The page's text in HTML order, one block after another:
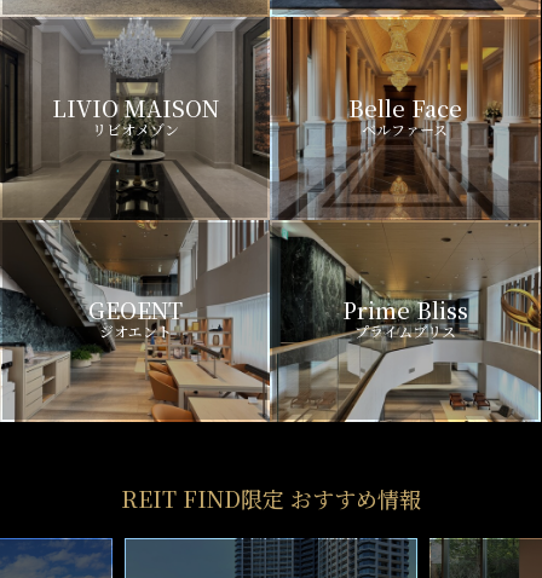
LIVIO MAISON
リビオメゾン
Belle Face
ベルファース
GEOENT
ジオエント
Prime Bliss
プライムブリス
REIT FIND限定 おすすめ情報